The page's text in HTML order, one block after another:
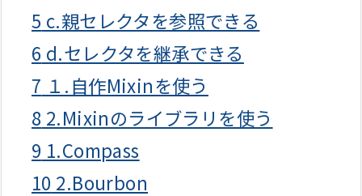
5 c.親セレクタを参照できる
6 d.セレクタを継承できる
7 １.自作Mixinを使う
8 2.Mixinのライブラリを使う
9 1.Compass
10 2.Bourbon